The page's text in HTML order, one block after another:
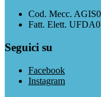
Cod. Mecc.
Fatt. Elett.
Seguici su
Facebook
Instagram